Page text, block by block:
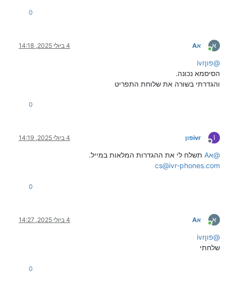
0
א
מחובר
אA 4 ביולי 2025, 14:18
@ivrפון
הסיסמא נכונה.
והגדרתי בשורה את שלוחת התפריט
0
I
מנותק
ivrפון 4 ביולי 2025, 14:19
@אA
תשלח לי את ההגדרות המלאות במייל.
cs@ivr-phones.com
0
א
מחובר
אA 4 ביולי 2025, 14:27
@ivrפון
שלחתי
0